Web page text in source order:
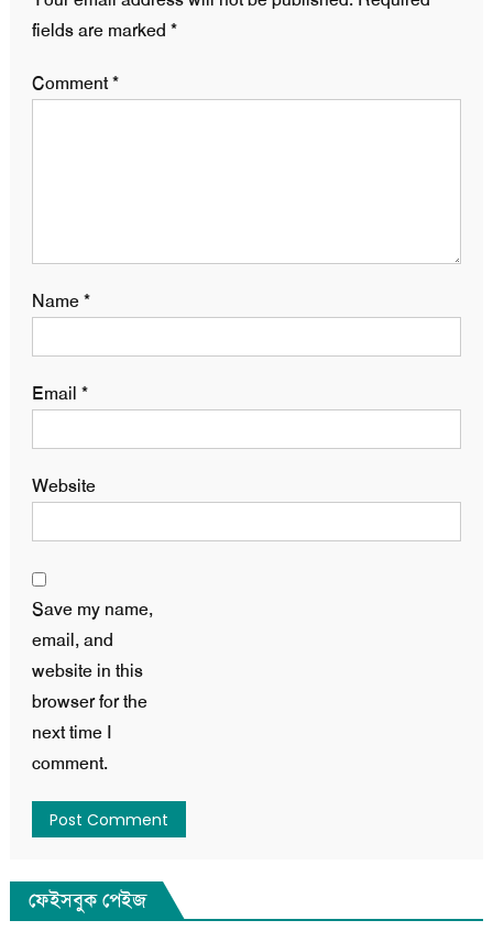
fields are marked *
Comment*
Name*
Email *
Website
Save my name,
email, and
website in this
browser for the
next time I
comment.
ফেইসবুক পেইজ